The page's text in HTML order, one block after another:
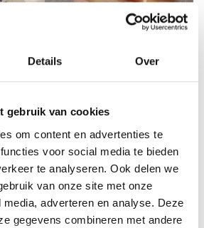
Details Over
gebruik van cookies
om content en advertenties te
voor social media te bieden
te analyseren. Ook delen we
van onze site met onze
adverteren en analyse. Deze
gegevens combineren met andere
onze